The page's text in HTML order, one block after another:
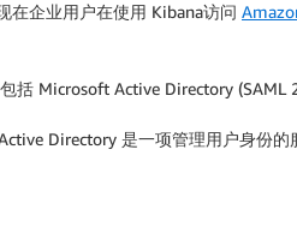
在企业用户在使用 Kibana访问
包括 Microsoft Active Directory (SAML
Directory 是一项管理用户身份